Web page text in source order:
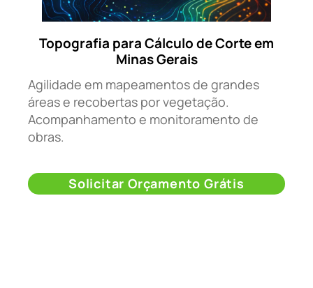
Topografia para Cálculo de Corte em
Minas Gerais
Agilidade em mapeamentos de grandes
áreas e recobertas por vegetação.
Acompanhamento e monitoramento de
obras.
Solicitar Orçamento Grátis